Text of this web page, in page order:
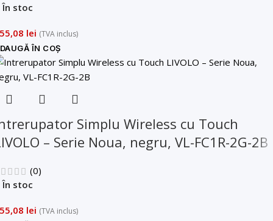
În stoc
lei (TVA inclus)
ÎN COȘ
Simplu Wireless cu Touch
– Serie Noua, negru, VL-FC1R-2G-2B
(0)
În stoc
lei (TVA inclus)